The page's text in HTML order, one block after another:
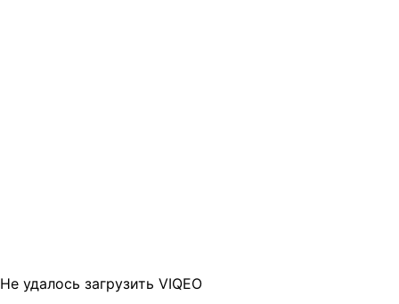
Не удалось загрузить VIQEO